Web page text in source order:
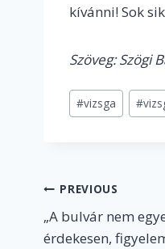
kívánni! Sok
Szöveg: Szögi
Post
Tags:
#vizsga #
Post
navigation
PREVIOUS
„A bulvár nem
érdekesen,